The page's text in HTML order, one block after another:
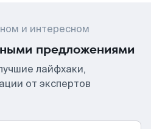
и интересном
предложениями
лайфхаки,
от экспертов